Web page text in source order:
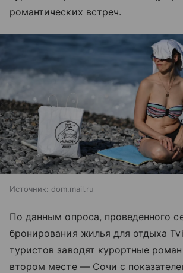
романтических встреч.
Источник: dom.mail.ru
По данным опроса, проведенного
бронирования жилья для отдыха
туристов заводят курортные
втором месте — Сочи с